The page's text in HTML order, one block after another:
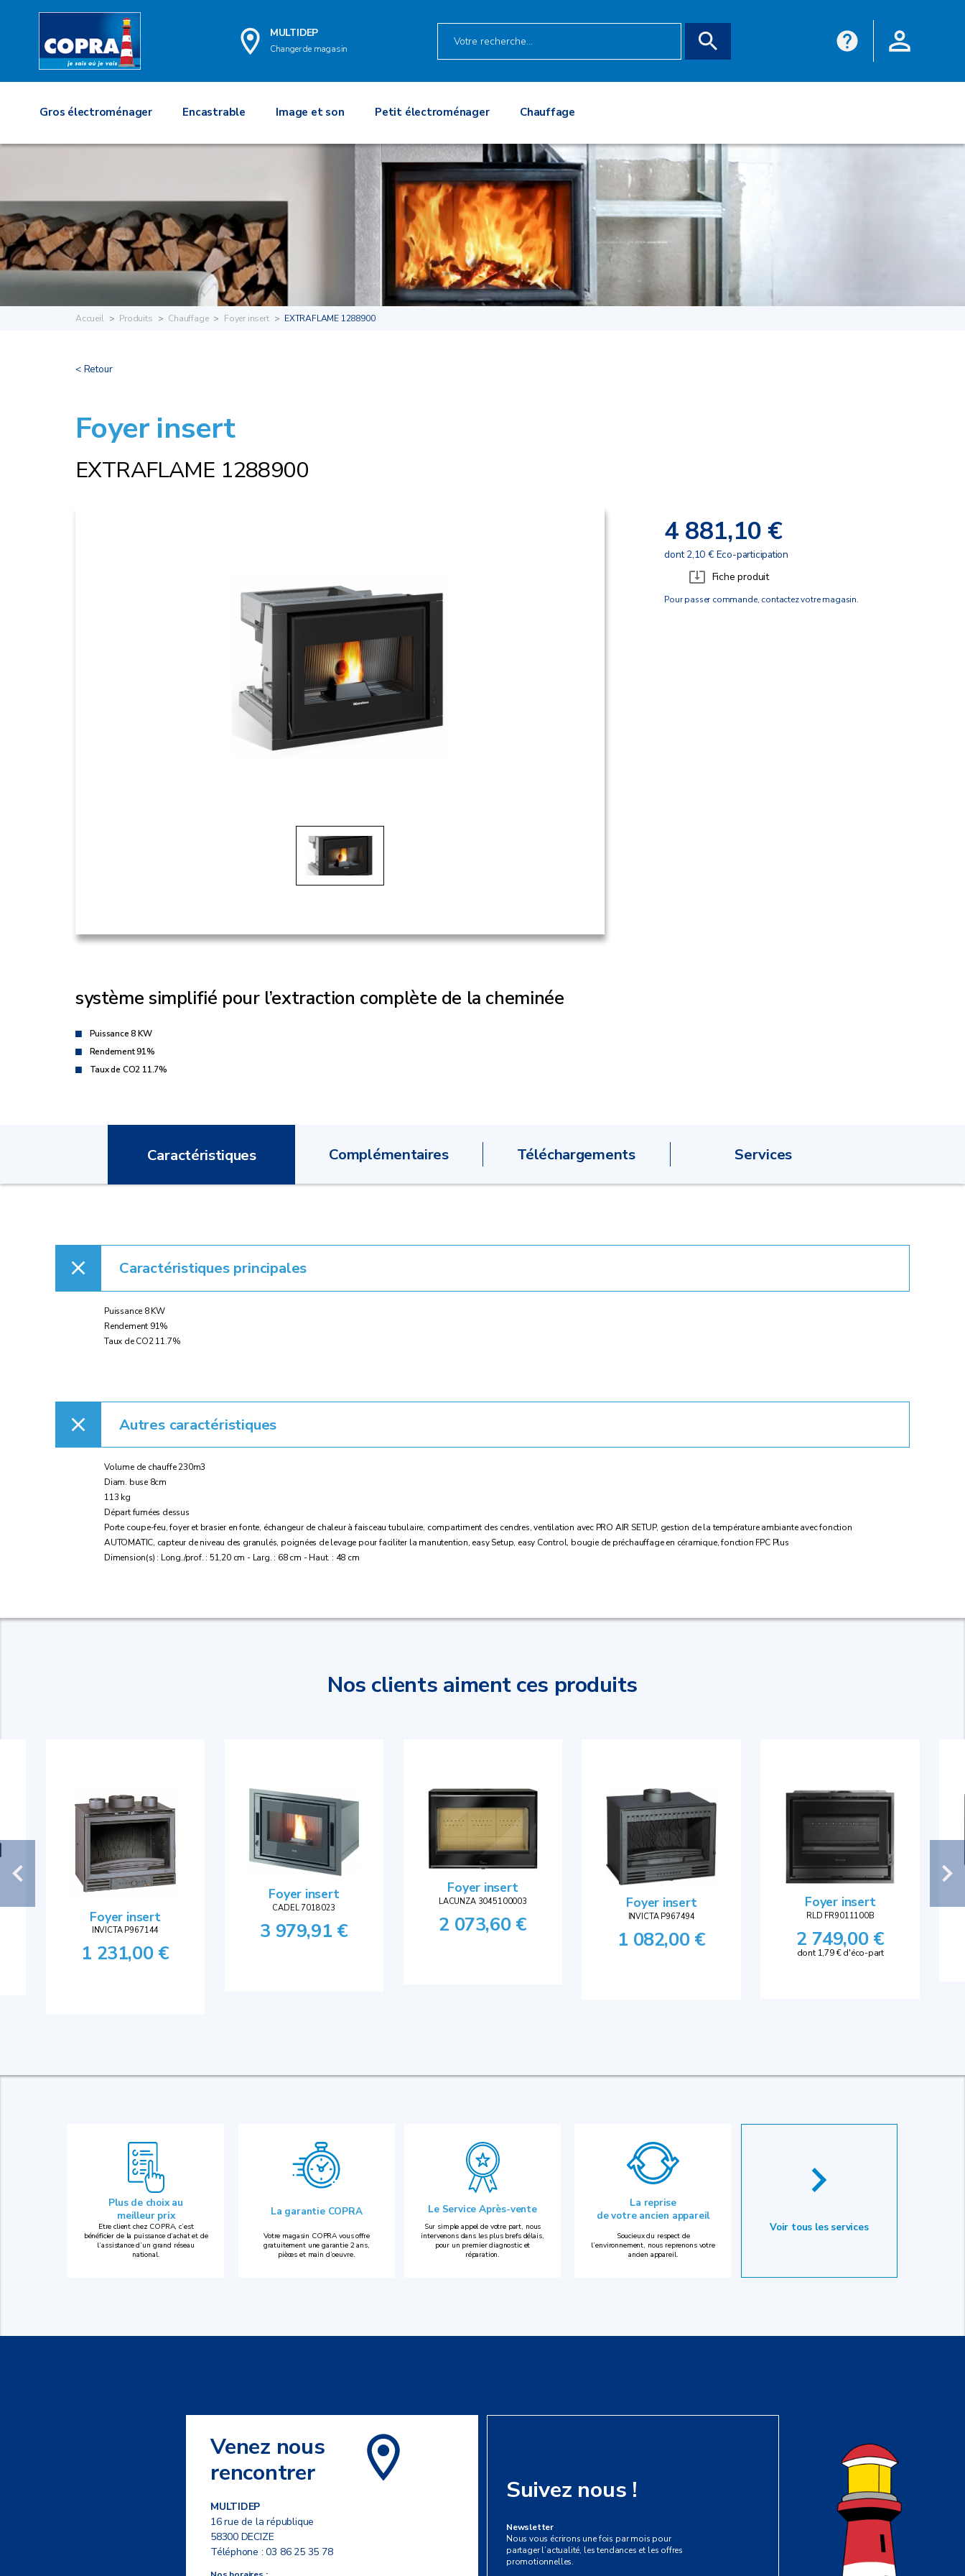
MULTIDEP
Changer de magasin
Gros électroménager Encastrable Image et son Petit électroménager Chauffage
Accueil Produits Chauffage Foyer insert EXTRAFLAME 1288900
< Retour
Foyer insert
EXTRAFLAME 1288900
4 881,10 €
dont 2,10 € Eco-participation
Fiche produit
Pour passer commande, contactez votre magasin.
système simplifié pour l’extraction complète de la cheminée
Puissance 8 KW
Rendement 91%
Taux de CO2 11.7%
Caractéristiques Complémentaires Téléchargements Services
Caractéristiques principales
Puissance 8 KW
Rendement 91%
Taux de CO2 11.7%
Autres caractéristiques
Volume de chauffe 230m3
Diam. buse 8cm
113 kg
Départ fumées dessus
Porte coupe-feu, foyer et brasier en fonte, échangeur de chaleur à faisceau tubulaire, compartiment des cendres, ventilation avec PRO AIR SETUP, gestion de la température ambiante avec fonction
AUTOMATIC, capteur de niveau des granulés, poignées de levage pour faciliter la manutention, easy Setup, easy Control, bougie de préchauffage en céramique, fonction FPC Plus
Dimension(s) : Long./prof. : 51,20 cm - Larg. : 68 cm - Haut. : 48 cm
Nos clients aiment ces produits
Foyer insert
INVICTA P967144
1 231,00 €
Foyer insert
CADEL 7018023
3 979,91 €
Foyer insert
LACUNZA 3045100003
2 073,60 €
Foyer insert
INVICTA P967494
1 082,00 €
Foyer insert
RLD FR9011100B
2 749,00 €
dont 1,79 € d'éco-part
Plus de choix au
meilleur prix
Etre client chez COPRA, c’est
bénéficier de la puissance d’achat et de
l’assistance d’un grand réseau
national.
La garantie COPRA
Votre magasin COPRA vous offre
gratuitement une garantie 2 ans,
pièces et main d’oeuvre.
Le Service Après-vente
Sur simple appel de votre part, nous
intervenons dans les plus brefs délais,
pour un premier diagnostic et
réparation.
La reprise
de votre ancien appareil
Soucieux du respect de
l’environnement, nous reprenons votre
ancien appareil.
Voir tous les services
Venez nous
rencontrer
MULTIDEP
16 rue de la république
58300 DECIZE
Téléphone :03 86 25 35 78
Suivez nous !
Newsletter
Nous vous écrirons une fois par mois pour
partager l’actualité, les tendances et les offres
promotionnelles.